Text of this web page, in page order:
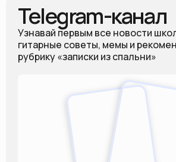
Telegram-канал
Узнавай первым все новости
гитарные советы, мемы и
рубрику «записки из спальни»